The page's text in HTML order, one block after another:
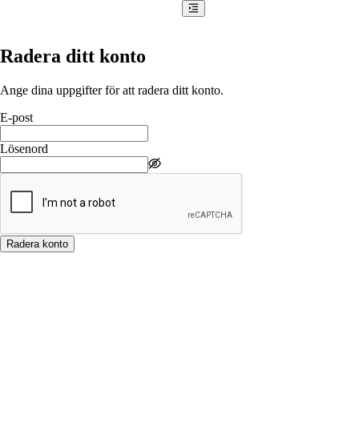
Radera ditt konto
Ange dina uppgifter för att radera ditt konto.
E-post
Lösenord
Radera konto